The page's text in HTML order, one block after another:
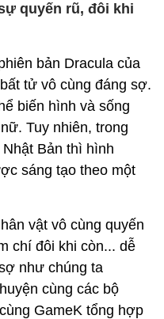
quyến rũ, đôi khi
bản Dracula của
tử vô cùng đáng sợ.
biến hình và sống
Tuy nhiên, trong
Bản thì hình
sáng tạo theo một
vật vô cùng quyến
chí đôi khi còn... dễ
như chúng ta
cùng các bộ
GameK tổng hợp